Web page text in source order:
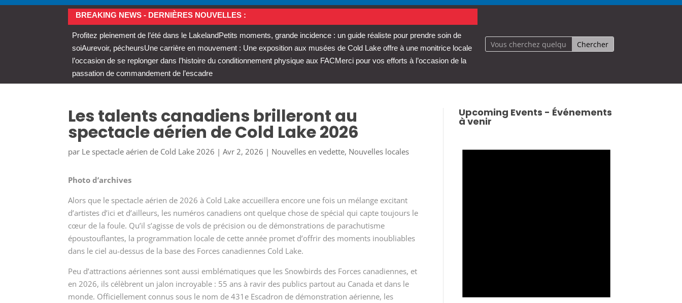
BREAKING NEWS - DERNIÈRES NOUVELLES :
Profitez pleinement de l’été dans le LakelandPetits moments, grande incidence : un guide réaliste pour prendre soin de
soiAurevoir, pécheursUne carrière en mouvement : Une exposition aux musées de Cold Lake offre à une monitrice locale
l’occasion de se replonger dans l’histoire du conditionnement physique aux FACMerci pour vos efforts à l’occasion de la
passation de commandement de l’escadre
Les talents canadiens brilleront au
spectacle aérien de Cold Lake 2026
par Le spectacle aérien de Cold Lake 2026 |Avr 2, 2026 | Nouvelles en vedette, Nouvelles locales
Photo d’archives
Alors que le spectacle aérien de 2026 à Cold Lake accueillera encore une fois un mélange excitant
d’artistes d’ici et d’ailleurs, les numéros canadiens ont quelque chose de spécial qui capte toujours le
cœur de la foule. Qu’il s’agisse de vols de précision ou de démonstrations de parachutisme
époustouflantes, la programmation locale de cette année promet d’offrir des moments inoubliables
dans le ciel au-dessus de la base des Forces canadiennes Cold Lake.
Peu d’attractions aériennes sont aussi emblématiques que les Snowbirds des Forces canadiennes, et
en 2026, ils célèbrent un jalon incroyable : 55 ans à ravir des publics partout au Canada et dans le
monde. Officiellement connus sous le nom de 431 e Escadron de démonstration aérienne, les
Upcoming Events - Événements
à venir